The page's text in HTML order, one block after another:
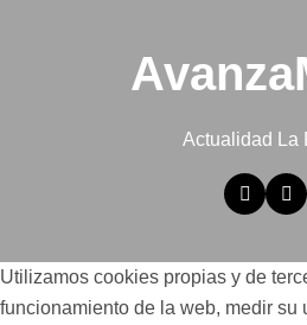
Actualidad La
Utilizamos cookies propias y de
funcionamiento de la web, medir su